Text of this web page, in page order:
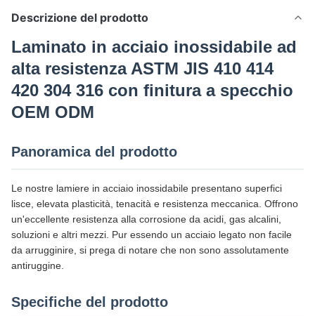
Descrizione del prodotto
Laminato in acciaio inossidabile ad
alta resistenza ASTM JIS 410 414
420 304 316 con finitura a specchio
OEM ODM
Panoramica del prodotto
Le nostre lamiere in acciaio inossidabile presentano superfici
lisce, elevata plasticità, tenacità e resistenza meccanica. Offrono
un'eccellente resistenza alla corrosione da acidi, gas alcalini,
soluzioni e altri mezzi. Pur essendo un acciaio legato non facile
da arrugginire, si prega di notare che non sono assolutamente
antiruggine.
Specifiche del prodotto